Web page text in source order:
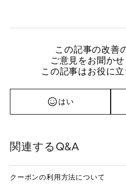
この記事の改善
ご意見をお聞かせ
この記事はお役に
はい
関連するQ&A
クーポンの利用方法について